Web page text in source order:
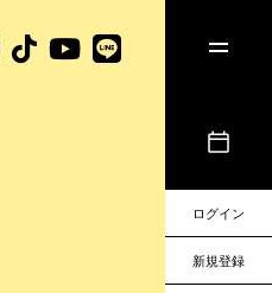
ログイン
新規登録